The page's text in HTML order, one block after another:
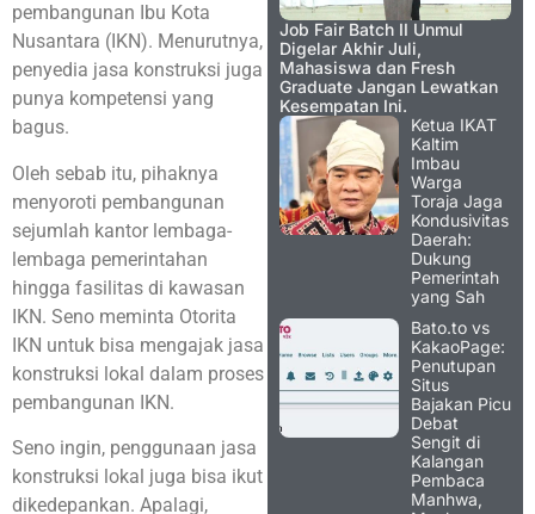
pembangunan Ibu Kota
Nusantara (IKN). Menurutnya,
penyedia jasa konstruksi juga
punya kompetensi yang
bagus.
Oleh sebab itu, pihaknya
menyoroti pembangunan
sejumlah kantor lembaga-
lembaga pemerintahan
hingga fasilitas di kawasan
IKN. Seno meminta Otorita
IKN untuk bisa mengajak jasa
konstruksi lokal dalam proses
pembangunan IKN.
Seno ingin, penggunaan jasa
konstruksi lokal juga bisa ikut
dikedepankan. Apalagi,
Job Fair Batch II Unmul
Digelar Akhir Juli,
Mahasiswa dan Fresh
Graduate Jangan Lewatkan
Kesempatan Ini.
Ketua IKAT
Kaltim
Imbau
Warga
Toraja Jaga
Kondusivitas
Daerah:
Dukung
Pemerintah
yang Sah
Bato.to vs
KakaoPage:
Penutupan
Situs
Bajakan Picu
Debat
Sengit di
Kalangan
Pembaca
Manhwa,